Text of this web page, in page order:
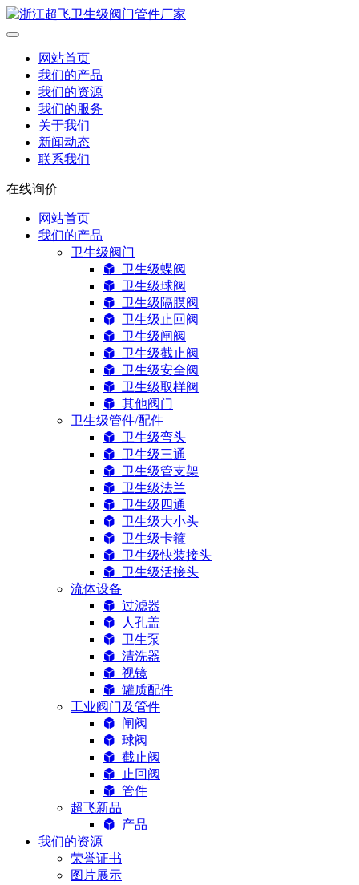
网站首页
我们的产品
我们的资源
我们的服务
关于我们
新闻动态
联系我们
在线询价
网站首页
我们的产品
卫生级阀门
卫生级蝶阀
卫生级球阀
卫生级隔膜阀
卫生级止回阀
卫生级闸阀
卫生级截止阀
卫生级安全阀
卫生级取样阀
其他阀门
卫生级管件/配件
卫生级弯头
卫生级三通
卫生级管支架
卫生级法兰
卫生级四通
卫生级大小头
卫生级卡箍
卫生级快装接头
卫生级活接头
流体设备
过滤器
人孔盖
卫生泵
清洗器
视镜
罐质配件
工业阀门及管件
闸阀
球阀
截止阀
止回阀
管件
超飞新品
产品
我们的资源
荣誉证书
图片展示